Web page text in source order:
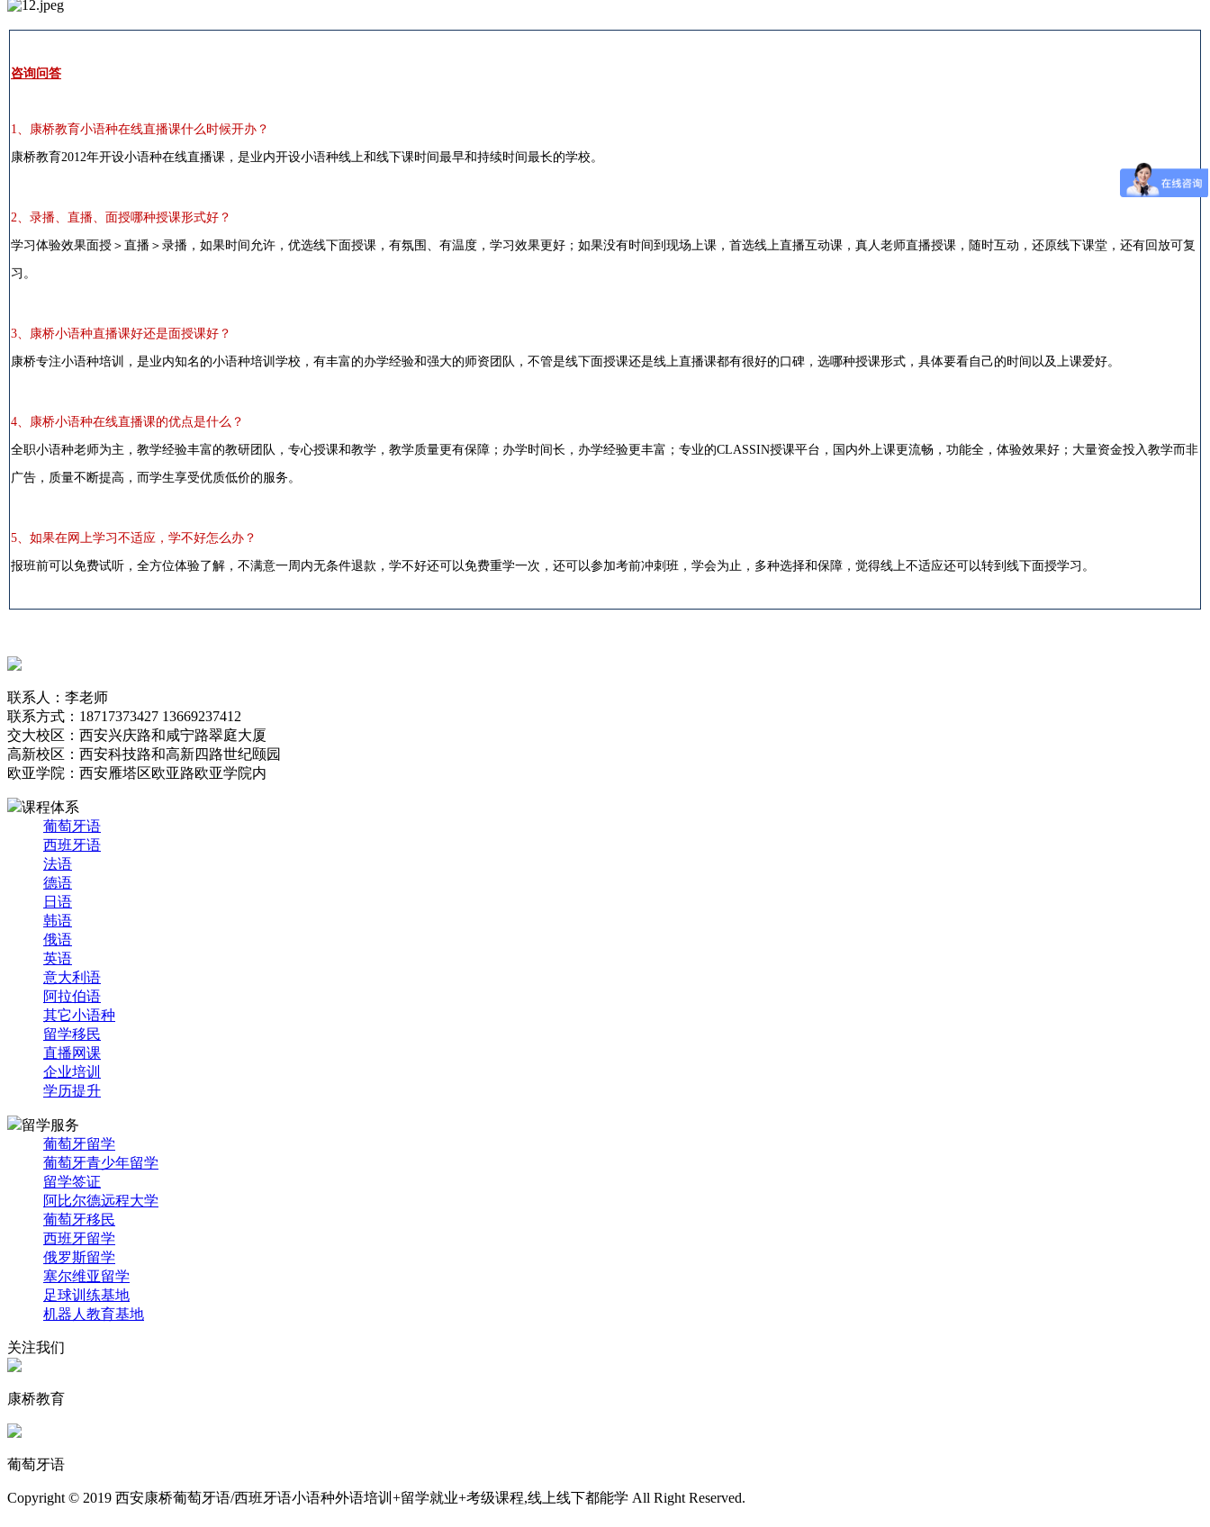
咨询问答
1、康桥教育小语种在线直播课什么时候开办？
康桥教育2012年开设小语种在线直播课，是业内开设小语种线上和线下课时间最早和持续时间最长的学校。
2、录播、直播、面授哪种授课形式好？
学习体验效果面授＞直播＞录播，如果时间允许，优选线下面授课，有氛围、有温度，学习效果更好；如果没有时间到现场上课，首选线上直播互动课，真人老师直播授课，随时互动，还原线下课堂，还有回放可复
习。
3、康桥小语种直播课好还是面授课好？
康桥专注小语种培训，是业内知名的小语种培训学校，有丰富的办学经验和强大的师资团队，不管是线下面授课还是线上直播课都有很好的口碑，选哪种授课形式，具体要看自己的时间以及上课爱好。
4、康桥小语种在线直播课的优点是什么？
全职小语种老师为主，教学经验丰富的教研团队，专心授课和教学，教学质量更有保障；办学时间长，办学经验更丰富；专业的CLASSIN授课平台，国内外上课更流畅，功能全，体验效果好；大量资金投入教学而非
广告，质量不断提高，而学生享受优质低价的服务。
5、如果在网上学习不适应，学不好怎么办？
报班前可以免费试听，全方位体验了解，不满意一周内无条件退款，学不好还可以免费重学一次，还可以参加考前冲刺班，学会为止，多种选择和保障，觉得线上不适应还可以转到线下面授学习。
联系人：李老师
联系方式：18717373427 13669237412
交大校区：西安兴庆路和咸宁路翠庭大厦
高新校区：西安科技路和高新四路世纪颐园
欧亚学院：西安雁塔区欧亚路欧亚学院内
课程体系
葡萄牙语
西班牙语
法语
德语
日语
韩语
俄语
英语
意大利语
阿拉伯语
其它小语种
留学移民
直播网课
企业培训
学历提升
留学服务
葡萄牙留学
葡萄牙青少年留学
留学签证
阿比尔德远程大学
葡萄牙移民
西班牙留学
俄罗斯留学
塞尔维亚留学
足球训练基地
机器人教育基地
关注我们
康桥教育
葡萄牙语
Copyright © 2019 西安康桥葡萄牙语/西班牙语小语种外语培训+留学就业+考级课程,线上线下都能学 All Right Reserved.